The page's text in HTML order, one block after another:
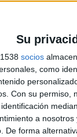
Su
socios
como
Con su permiso,
a
De forma
gràcies
aquests,
el de
el
la direcció
els
de 3